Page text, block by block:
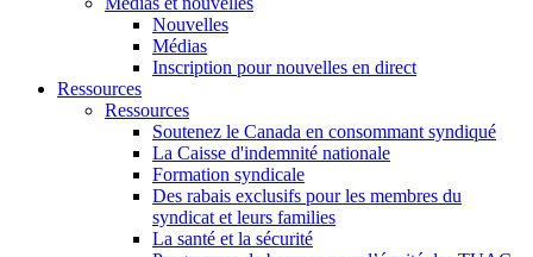
Nouvelles
Médias
Inscription pour nouvelles en direct
Ressources
Ressources
Soutenez le Canada en consommant syndiqué
La Caisse d'indemnité nationale
Formation syndicale
Des rabais exclusifs pour les membres du
syndicat et leurs families
La santé et la sécurité